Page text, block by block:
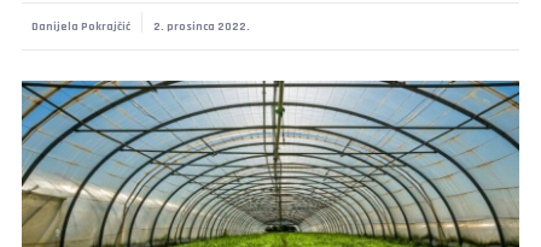
Danijela Pokrajčić 2. prosinca 2022.